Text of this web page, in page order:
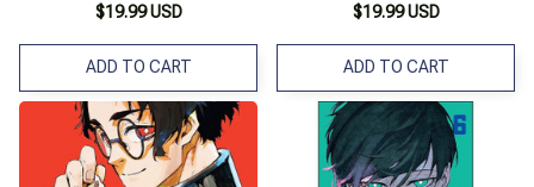
$19.99 USD
ADD TO CART
$19.99 USD
ADD TO CART